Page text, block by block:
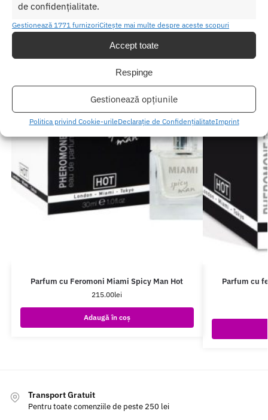
de confidențialitate.
Gestionează 1771 furnizoriCitește mai multe despre aceste scopuri
Accept toate
Respinge
Gestionează opțiunile
Politica privind Cookie-urileDeclarație de ConfidențialitateImprint
Produse similare
Parfum cu Feromoni Miami Spicy Man Hot
215.00lei
Adaugă în coș
Parfum cu
Transport Gratuit
Pentru toate comenziile de peste 250 lei